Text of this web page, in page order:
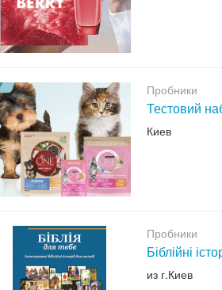
Пробники
Тестовий
Киев
Пробники
Біблійні
из г.Киев